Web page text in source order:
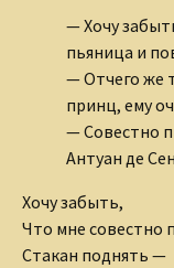
— Хочу
пьяница и
— Отчего же
принц, ему
— Совестно
Антуан де
Хочу забыть,
Что мне совестно
Стакан поднять —